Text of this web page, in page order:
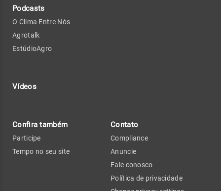
Podcasts
O Clima Entre Nós
Agrotalk
EstúdioAgro
Vídeos
Confira também
Participe
Tempo no seu site
Contato
Compliance
Anuncie
Fale conosco
Política de privacidade